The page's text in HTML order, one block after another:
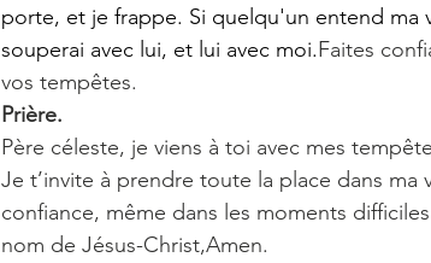
porte, et je frappe. Si quelqu'un entend
souperai avec lui, et lui avec moi.Faites
vos tempêtes.
Prière.
Père céleste, je viens à toi avec mes
Je t’invite à prendre toute la place dans
confiance, même dans les moments
nom de Jésus-Christ,Amen.